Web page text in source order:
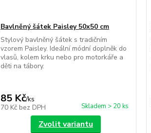
Bavlněný šátek Paisley 50x50 cm
Stylový bavlněný šátek s tradičním
vzorem Paisley. Ideální módní doplněk do
vlasů, kolem krku nebo pro motorkáře a
děti na tábory.
85 Kč/ks
70 Kč bez DPH Skladem > 20 ks
Zvolit variantu